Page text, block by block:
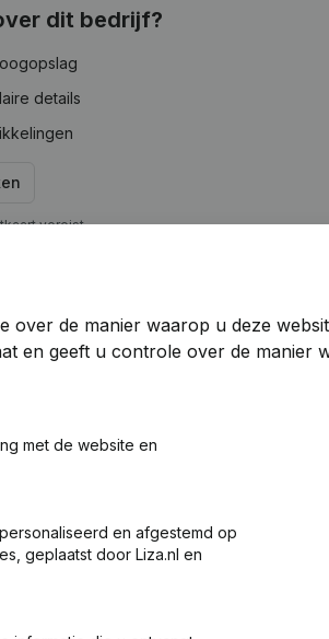
dit bedrijf?
details
vereist.
over de manier waarop u deze
en geeft u controle over de manier
met de website en
en afgestemd op
geplaatst door Liza.nl en